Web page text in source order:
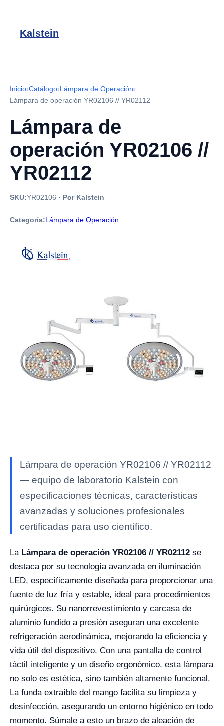
Kalstein
Inicio›Catálogo›Lámpara de Operación›
Lámpara de operación YR02106 // YR02112
Lámpara de
operación YR02106 //
YR02112
SKU:YR02106 · Por Kalstein
Categoría:Lámpara de Operación
Lámpara de operación YR02106 // YR02112
— equipo de laboratorio Kalstein con
especificaciones técnicas, características
avanzadas y soluciones profesionales
certificadas para uso científico.
La Lámpara de operación YR02106 // YR02112 se
destaca por su tecnología avanzada en iluminación
LED, específicamente diseñada para proporcionar una
fuente de luz fría y estable, ideal para procedimientos
quirúrgicos. Su nanorrevestimiento y carcasa de
aluminio fundido a presión aseguran una excelente
refrigeración aerodinámica, mejorando la eficiencia y
vida útil del dispositivo. Con una pantalla de control
táctil inteligente y un diseño ergonómico, esta lámpara
no solo es estética, sino también altamente funcional.
La funda extraíble del mango facilita su limpieza y
desinfección, asegurando un entorno higiénico en todo
momento. Súmale a esto un brazo de aleación de